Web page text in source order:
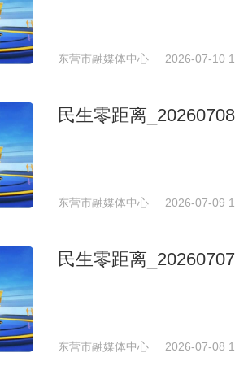
东营市融媒体中心 2026-07-10
民生零距离_20260708
东营市融媒体中心 2026-07-09
民生零距离_20260707
东营市融媒体中心 2026-07-08